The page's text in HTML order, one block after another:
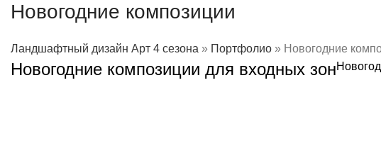
Новогодние композиции
Ландшафтный дизайн Арт 4 сезона » Портфолио » Новогодние
Новогодние композиции для входных зон